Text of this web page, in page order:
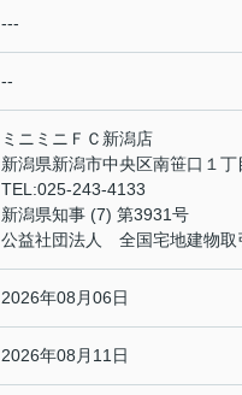
---
--
ミニミニＦＣ新潟店
新潟県新潟市中央区南笹口１丁
TEL:025-243-4133
新潟県知事 (7) 第3931号
公益社団法人 全国宅地建物取
2026年08月06日
2026年08月11日